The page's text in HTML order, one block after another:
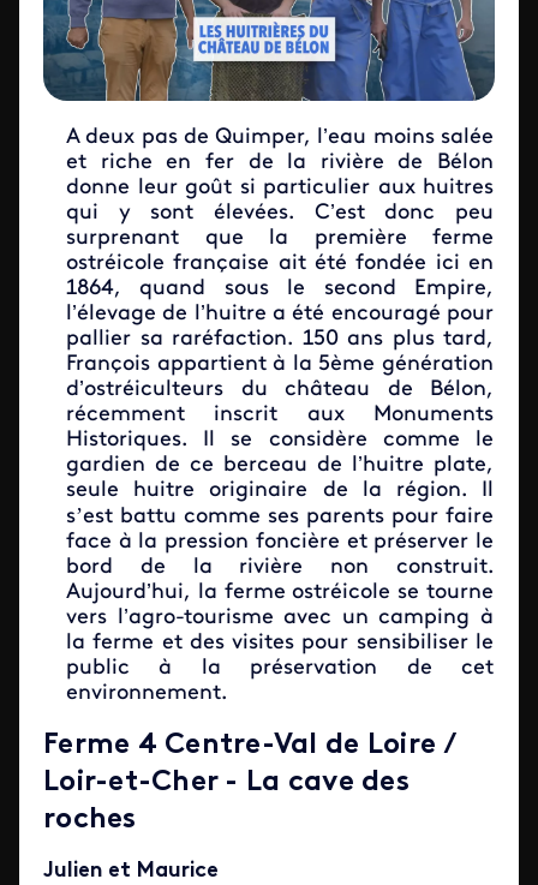
A deux pas de Quimper, l’eau moins salée
et riche en fer de la rivière de Bélon
donne leur goût si particulier aux huitres
qui y sont élevées. C’est donc peu
surprenant que la première ferme
ostréicole française ait été fondée ici en
1864, quand sous le second Empire,
l’élevage de l’huitre a été encouragé pour
pallier sa raréfaction. 150 ans plus tard,
François appartient à la 5ème génération
d’ostréiculteurs du château de Bélon,
récemment inscrit aux Monuments
Historiques. Il se considère comme le
gardien de ce berceau de l’huitre plate,
seule huitre originaire de la région. Il
s’est battu comme ses parents pour faire
face à la pression foncière et préserver le
bord de la rivière non construit.
Aujourd’hui, la ferme ostréicole se tourne
vers l’agro-tourisme avec un camping à
la ferme et des visites pour sensibiliser le
public à la préservation de cet
environnement.
Ferme 4 Centre-Val de Loire /
Loir-et-Cher - La cave des
roches
Julien et Maurice